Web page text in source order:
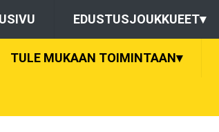
EDUSTUSJOUKKUEET▾
TULE MUKAAN TOIMINTAAN▾